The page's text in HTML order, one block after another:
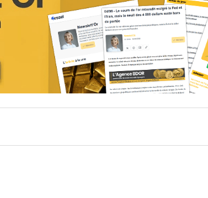
vers l’or
l’épargne